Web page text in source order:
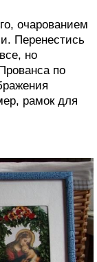
очарованием
Перенестись
но
по
рамок для